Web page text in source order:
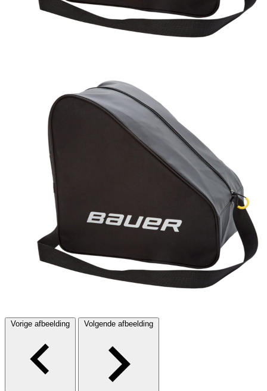
Vorige afbeelding Volgende afbeelding